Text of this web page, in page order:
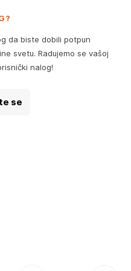
da biste dobili potpun
svetu. Radujemo se vašoj
nalog!
se